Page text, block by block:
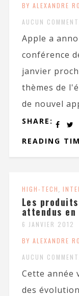
BY ALEXANDRE
AUCUN
Apple a
conférence
janvier
thèmes de
de nouvel
SHARE:
READING
HIGH-TECH,
Les
attendus en
6 JANVIER 2012
BY ALEXANDRE
AUCUN
Cette année
des